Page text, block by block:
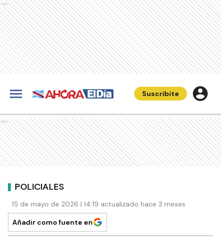
Ads
Suscribite
Ads
POLICIALES
15 de mayo de 2026 | 14:19 actualizado hace 3 meses
Añadir como fuente en